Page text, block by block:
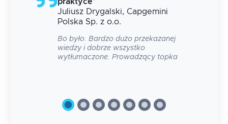
Juliusz Drygalski, Capgemini
Polska Sp. z o.o.
Bo było. Bardzo dużo przekazanej
wiedzy i dobrze wszystko
wytłumaczone. Prowadzący topka